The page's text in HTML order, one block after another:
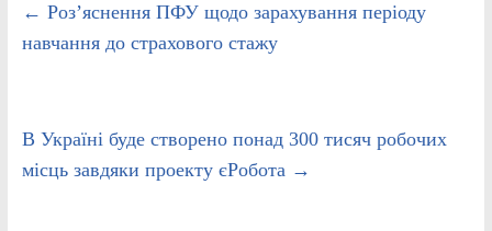
← Роз’яснення ПФУ щодо зарахування періоду
навчання до страхового стажу
В Україні буде створено понад 300 тисяч робочих
місць завдяки проекту єРобота →